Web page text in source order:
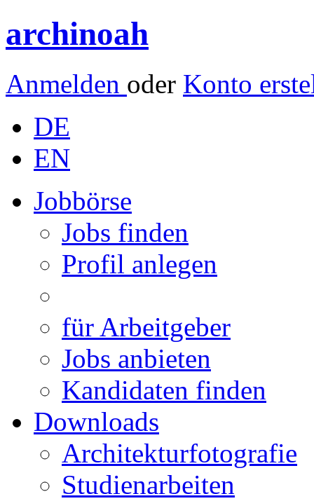
archinoah
Anmelden oder Konto
DE
EN
Jobbörse
Jobs finden
Profil anlegen
für Arbeitgeber
Jobs anbieten
Kandidaten finden
Downloads
Architekturfotografie
Studienarbeiten